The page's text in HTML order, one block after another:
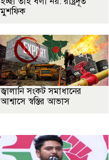
মুশফিক
জ্বালানি সংকট সমাধানের
আশ্বাসে স্বস্তির আভাস